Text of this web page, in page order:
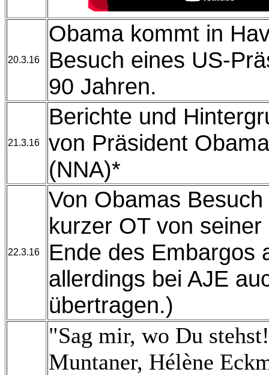
20.3.16
Obama kommt in
Besuch eines US-
90 Jahren.
21.3.16
Berichte und
von Präsident
(NNA)*
22.3.16
Von Obamas
kurzer OT von
Ende des Embargos
allerdings bei AJE
übertragen.)
"Sag mir, wo Du
Muntaner, Hélène